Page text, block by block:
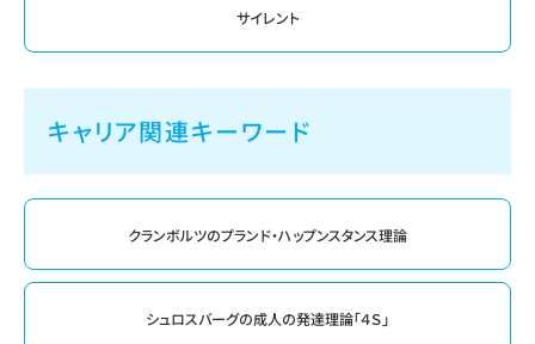
サイレント
キャリア関連キーワード
クランボルツのプランド・ハップンスタンス理論
シュロスバーグの成人の発達理論「４Ｓ」